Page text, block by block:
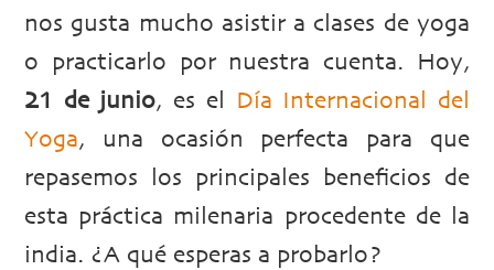
nos gusta mucho asistir a clases de yoga
o practicarlo por nuestra cuenta. Hoy,
21 de junio, es el
Día Internacional del
Yoga, una ocasión perfecta para que
repasemos los principales beneficios de
esta práctica milenaria procedente de la
india. ¿A qué esperas a probarlo?